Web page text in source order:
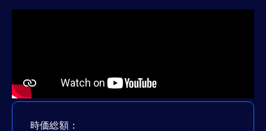
時価総額：